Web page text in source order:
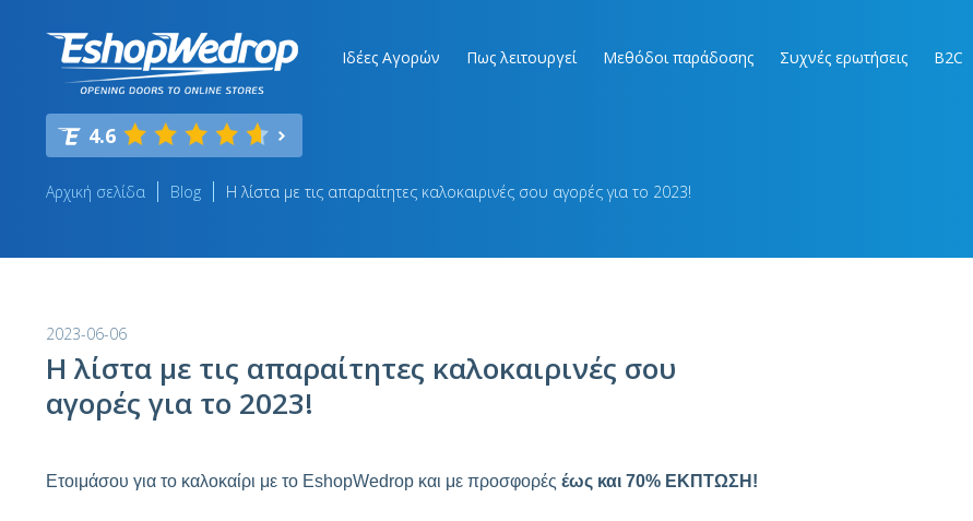
Ιδέες Αγορών Πως λειτουργεί Μεθόδοι παράδοσης Συχνές ερωτήσεις B2C
4.6
Αρχική σελίδα Blog Η λίστα με τις απαραίτητες καλοκαιρινές σου αγορές για το 2023!
2023-06-06
Η λίστα με τις απαραίτητες καλοκαιρινές σου
αγορές για το 2023!
Ετοιμάσου για το καλοκαίρι με το EshopWedrop και με προσφορές έως και 70% ΕΚΠΤΩΣΗ!